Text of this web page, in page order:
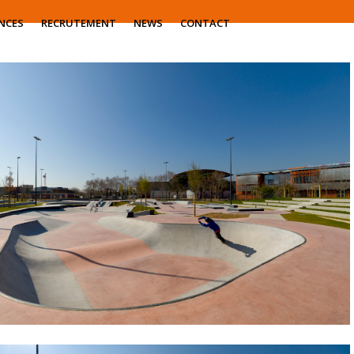
RECRUTEMENT NEWS CONTACT